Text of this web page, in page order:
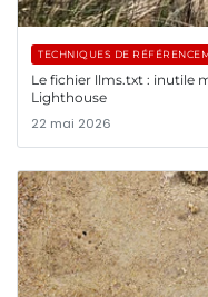
TECHNIQUES DE
Le fichier llms.txt : inutile
Lighthouse
22 mai 2026